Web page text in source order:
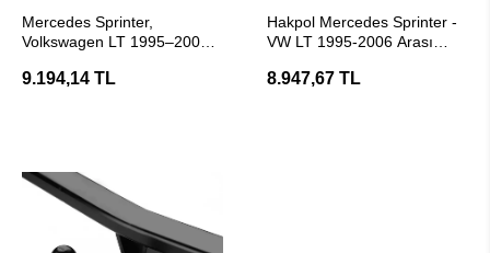
Mercedes Sprinter,
Volkswagen LT 1995–2006
9.194,14 TL
Hakpol Mercedes Sprinter -
VW LT 1995-2006 Arası
Belgeli
8.947,67 TL